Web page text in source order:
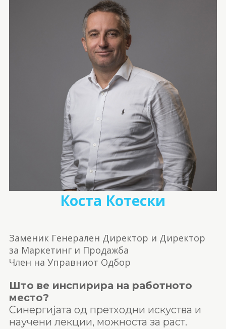
Коста Котески
Заменик Генерален Директор и Директор
за Маркетинг и Продажба
Член на Управниот Одбор
Што ве инспирира на работното
место?
Синергијата од претходни искуства и
научени лекции, можноста за раст.